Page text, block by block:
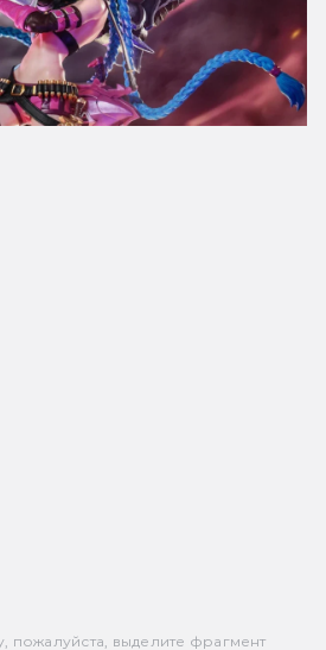
пожалуйста, выделите фрагмент